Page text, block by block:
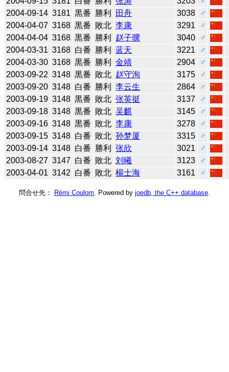
2004-09-14 3181 黒番 勝利 田舟 3038
♂
2004-04-07 3168 黒番 敗北 李康 3291
♂
2004-04-04 3168 黒番 勝利 赵子骥 3040
♂
2004-03-31 3168 白番 勝利 蓝天 3221
♂
2004-03-30 3168 黒番 勝利 金靖 2904
♂
2003-09-22 3148 黒番 敗北 赵守洵 3175
♂
2003-09-20 3148 白番 勝利 李云生 2864
♂
2003-09-19 3148 黒番 敗北 张英挺 3137
♂
2003-09-18 3148 黒番 敗北 吴麒 3145
♂
2003-09-16 3148 黒番 敗北 李康 3278
♂
2003-09-15 3148 白番 敗北 孙梦厦 3315
♂
2003-09-14 3148 白番 勝利 张欣 3021
♂
2003-08-27 3147 白番 敗北 刘曦 3123
♂
2003-04-01 3142 白番 敗北 楊士海 3161 ♂
問合せ先： Rémi Coulom . Powered by joedb, the C++ database